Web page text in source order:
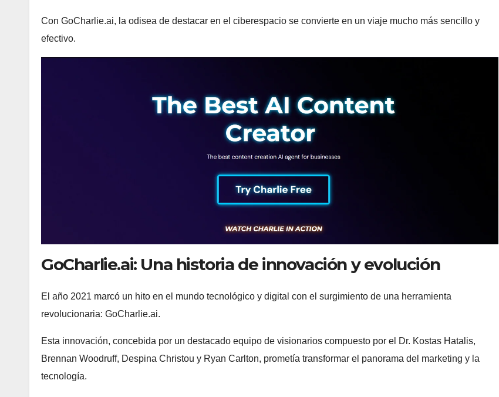
Con GoCharlie.ai, la odisea de destacar en el ciberespacio se convierte en un viaje mucho más sencillo y
efectivo.
GoCharlie.ai: Una historia de innovación y evolución
El año 2021 marcó un hito en el mundo tecnológico y digital con el surgimiento de una herramienta
revolucionaria: GoCharlie.ai.
Esta innovación, concebida por un destacado equipo de visionarios compuesto por el Dr. Kostas Hatalis,
Brennan Woodruff, Despina Christou y Ryan Carlton, prometía transformar el panorama del marketing y la
tecnología.